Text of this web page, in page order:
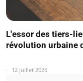
L'essor des tiers-
révolution urbaine
12 juillet 2026